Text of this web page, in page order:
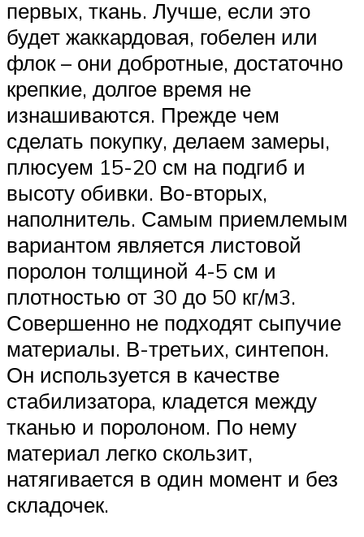
первых, ткань. Лучше, если это
будет жаккардовая, гобелен или
флок – они добротные, достаточно
крепкие, долгое время не
изнашиваются. Прежде чем
сделать покупку, делаем замеры,
плюсуем 15-20 см на подгиб и
высоту обивки. Во-вторых,
наполнитель. Самым приемлемым
вариантом является листовой
поролон толщиной 4-5 см и
плотностью от 30 до 50 кг/м3.
Совершенно не подходят сыпучие
материалы. В-третьих, синтепон.
Он используется в качестве
стабилизатора, кладется между
тканью и поролоном. По нему
материал легко скользит,
натягивается в один момент и без
складочек.